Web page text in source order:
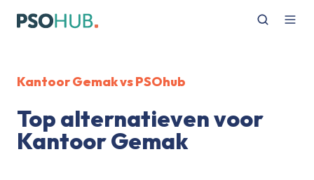
Kantoor Gemak vs PSOhub
Top alternatieven voor
Kantoor Gemak